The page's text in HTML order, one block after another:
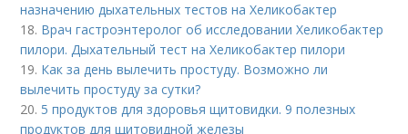
назначению дыхательных тестов на Хеликобактер
18. Врач гастроэнтеролог об исследовании Хеликобактер
пилори. Дыхательный тест на Хеликобактер пилори
19. Как за день вылечить простуду. Возможно ли
вылечить простуду за сутки?
20. 5 продуктов для здоровья щитовидки. 9 полезных
продуктов для щитовидной железы